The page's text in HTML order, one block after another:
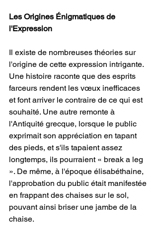
Les Origines Énigmatiques de
l'Expression
Il existe de nombreuses théories sur
l'origine de cette expression intrigante.
Une histoire raconte que des esprits
farceurs rendent les vœux inefficaces
et font arriver le contraire de ce qui est
souhaité. Une autre remonte à
l'Antiquité grecque, lorsque le public
exprimait son appréciation en tapant
des pieds, et s'ils tapaient assez
longtemps, ils pourraient « break a leg
». De même, à l'époque élisabéthaine,
l'approbation du public était manifestée
en frappant des chaises sur le sol,
pouvant ainsi briser une jambe de la
chaise.